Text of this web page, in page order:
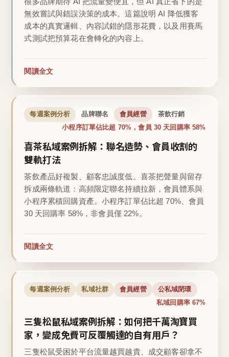
無效嘗試與錯誤決策的成本。這篇說明 AI 降低獲客
成本的真實邏輯、內容試錯的隱形花費，以及用賽馬
式測試把預算花在會轉化的內容上。
閱讀全文
每週案例分析 品牌聯名 會員經營 茶飲行銷
小程序訂單佔比超 70%，會員 30 天回購率 58%
喜茶私域案例拆解：聯名造勢、會員收割的
雙軌打法
茶飲產品好複製、顧客忠誠度低。喜茶把聲量與留存
拆成兩條軌道：高頻限定聯名持續拉新，會員體系與
小程序累積回購資產。小程序訂單佔比超 70%、會員
30 天回購率 58%，非會員僅 22%。
閱讀全文
每週案例分析 私域社群 會員經營 公私域閉環
私域回購率 67%
三隻松鼠私域案例拆解：如何把千萬淘寶買
家，變成免費可反覆觸達的自有用戶？
三隻松鼠受困於平台流量越買越貴、成交顧客卻拿不